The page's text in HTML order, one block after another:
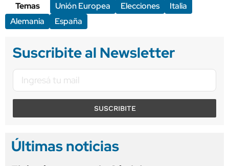
Temas
Unión Europea Elecciones
Italia
Alemania
España
Suscribite al Newsletter
SUSCRIBITE
Últimas noticias